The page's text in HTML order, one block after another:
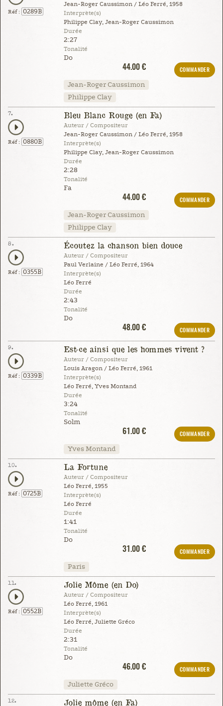
Réf : 0289B
Jean-Roger Caussimon / Léo Ferré, 1958
Interprète(s)
Philippe Clay, Jean-Roger Caussimon
Durée
2:27
Tonalité
Do
44.00 €
COMMANDER
Jean-Roger Caussimon
Philippe Clay
7.
Réf : 0880B
Bleu Blanc Rouge (en Fa)
Auteur / Compositeur
Jean-Roger Caussimon / Léo Ferré, 1958
Interprète(s)
Philippe Clay, Jean-Roger Caussimon
Durée
2:28
Tonalité
Fa
44.00 €
COMMANDER
Jean-Roger Caussimon
Philippe Clay
8.
Réf : 0355B
Écoutez la chanson bien douce
Auteur / Compositeur
Paul Verlaine / Léo Ferré, 1964
Interprète(s)
Léo Ferré
Durée
2:43
Tonalité
Do
48.00 €
COMMANDER
9.
Réf : 0339B
Est-ce ainsi que les hommes vivent ?
Auteur / Compositeur
Louis Aragon / Léo Ferré, 1961
Interprète(s)
Léo Ferré, Yves Montand
Durée
3:24
Tonalité
Solm
61.00 €
COMMANDER
Yves Montand
10.
Réf : 0725B
La Fortune
Auteur / Compositeur
Léo Ferré, 1955
Interprète(s)
Léo Ferré
Durée
1:41
Tonalité
Do
31.00 €
COMMANDER
Paris
11.
Réf : 0552B
Jolie Môme (en Do)
Auteur / Compositeur
Léo Ferré, 1961
Interprète(s)
Léo Ferré, Juliette Gréco
Durée
2:31
Tonalité
Do
46.00 €
COMMANDER
Juliette Gréco
12. Jolie môme (en Fa)